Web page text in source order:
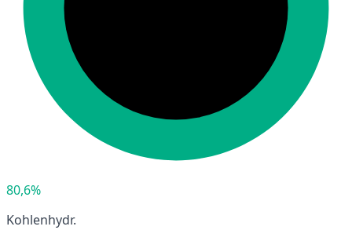
80,6%
Kohlenhydr.